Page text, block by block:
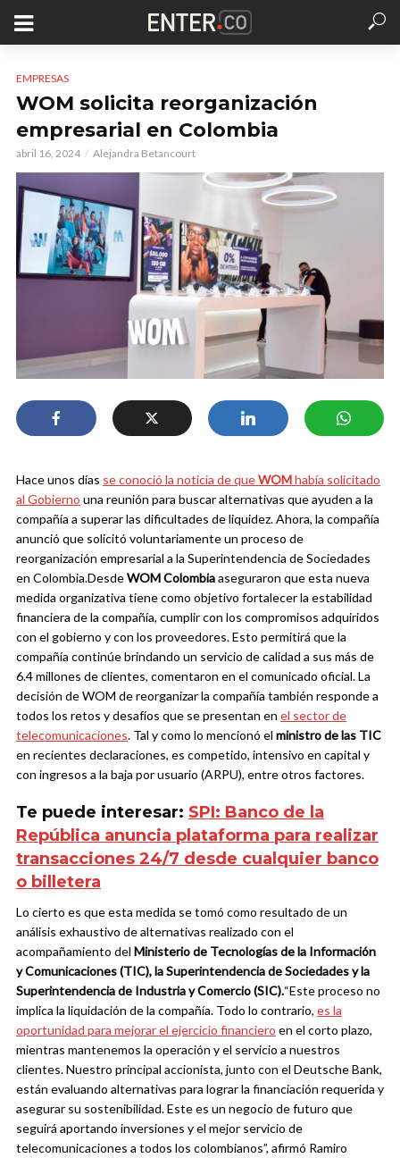
EMPRESAS
WOM solicita reorganización
empresarial en Colombia
abril 16, 2024 Alejandra Betancourt
Hace unos días se conoció la noticia de queWOMhabía solicitado
al Gobierno una reunión para buscar alternativas que ayuden a la
compañía a superar las dificultades de liquidez. Ahora, la compañía
anunció que solicitó voluntariamente un proceso de
reorganización empresarial a la Superintendencia de Sociedades
en Colombia.DesdeWOM Colombiaaseguraron que esta nueva
medida organizativa tiene como objetivo fortalecer la estabilidad
financiera de la compañía, cumplir con los compromisos adquiridos
con el gobierno y con los proveedores. Esto permitirá que la
compañía continúe brindando un servicio de calidad a sus más de
6.4 millones de clientes, comentaron en el comunicado oficial.La
decisión de WOM de reorganizar la compañía también responde a
todos los retos y desafíos que se presentan en el sector de
telecomunicaciones. Tal y como lo mencionó el ministro de las TIC
en recientes declaraciones, es competido, intensivo en capital y
con ingresos a la baja por usuario (ARPU), entre otros factores.
Te puede interesar: SPI: Banco de la
República anuncia plataforma para realizar
transacciones 24/7 desde cualquier banco
o billetera
Lo cierto es que esta medida se tomó como resultado de un
análisis exhaustivo de alternativas realizado con el
acompañamiento del Ministerio de Tecnologías de la Información
y Comunicaciones (TIC), la Superintendencia de Sociedades y la
Superintendencia de Industria y Comercio (SIC).“Este proceso no
implica la liquidación de la compañía. Todo lo contrario, es la
oportunidad para mejorar el ejercicio financiero en el corto plazo,
mientras mantenemos la operación y el servicio a nuestros
clientes. Nuestro principal accionista, junto con el Deutsche Bank,
están evaluando alternativas para lograr la financiación requerida y
asegurar su sostenibilidad. Este es un negocio de futuro que
seguirá aportando inversiones y el mejor servicio de
telecomunicaciones a todos los colombianos”, afirmó Ramiro